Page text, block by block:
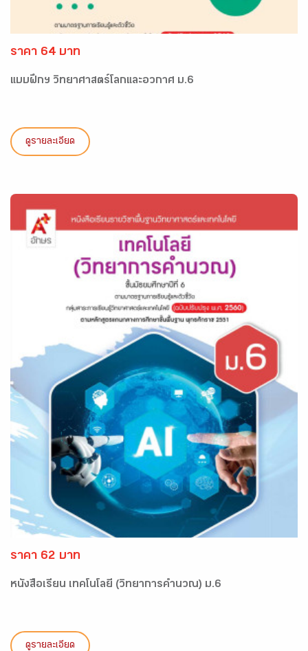
ราคา 64 บาท
แบบฝึกฯ วิทยาศาสตร์โลกและอวกาศ ม.6
ดูรายละเอียด
ราคา 62 บาท
หนังสือเรียน เทคโนโลยี (วิทยาการคำนวณ) ม.6
ดูรายละเอียด